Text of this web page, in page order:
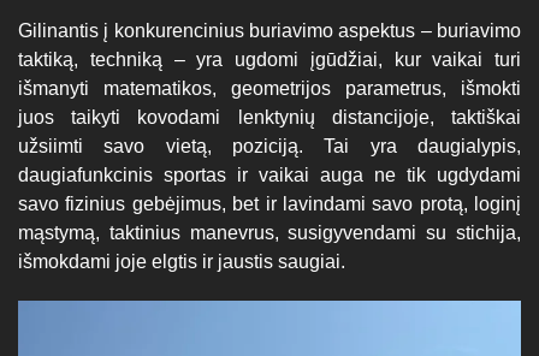
Gilinantis į konkurencinius buriavimo aspektus – buriavimo
taktiką, techniką – yra ugdomi įgūdžiai, kur vaikai turi
išmanyti matematikos, geometrijos parametrus, išmokti
juos taikyti kovodami lenktynių distancijoje, taktiškai
užsiimti savo vietą, poziciją. Tai yra daugialypis,
daugiafunkcinis sportas ir vaikai auga ne tik ugdydami
savo fizinius gebėjimus, bet ir lavindami savo protą, loginį
mąstymą, taktinius manevrus, susigyvendami su stichija,
išmokdami joje elgtis ir jaustis saugiai.